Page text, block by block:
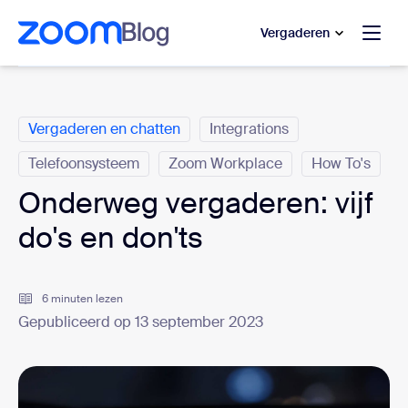
hoofdinhoud gaan
naar hulp via chat
Vergaderen
Vergaderen en chatten
Integrations
Telefoonsysteem
Zoom Workplace How To's
Onderweg vergaderen: vijf
do's en don'ts
6 minuten lezen
Gepubliceerd op 13 september 2023